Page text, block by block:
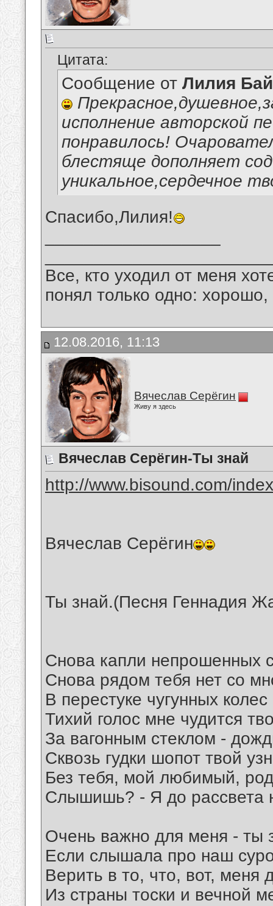
Цитата:
Сообщение от Лилия
исполнение авторской
понравилось!
блестяще дополняет
уникальное,сердечное
Спасибо,Лилия!
Все, кто уходил от меня
понял только одно:
12.08.2016, 11:13
Вячеслав Серёгин
Живу я здесь
Вячеслав Серёгин-Ты знай
http://www.bisound.com/
Вячеслав Серёгин
Ты знай.(Песня Геннадия
Снова капли непрошенных
Снова рядом тебя нет со
В перестуке чугунных колес
Тихий голос мне чудится
За вагонным стеклом -
Сквозь гудки шопот твой
Без тебя, мой любимый,
Слышишь? - Я до рассвета
Очень важно для меня - ты
Если слышала про наш
Верить в то, что, вот, меня
Из страны тоски и вечной